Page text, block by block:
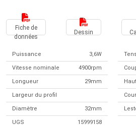
Fiche de
données
Dessin
Puissance 3,6W
Vitesse nominale 4900rpm
Longueur 29mm
Largeur du profil
Diamètre 32mm
UGS 15999158